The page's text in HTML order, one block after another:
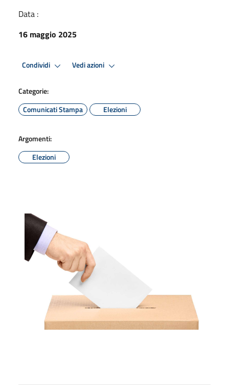
Data :
16 maggio 2025
Condividi Vedi azioni
Categorie:
Comunicati Stampa
Elezioni
Argomenti:
Elezioni